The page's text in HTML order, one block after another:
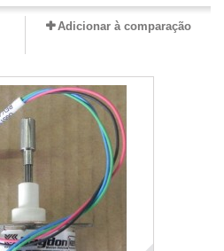
Adicionar à comparação